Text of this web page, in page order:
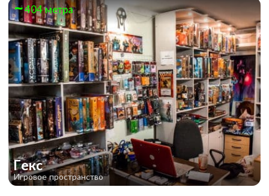
404 метра
Гекс
Игровое пространство